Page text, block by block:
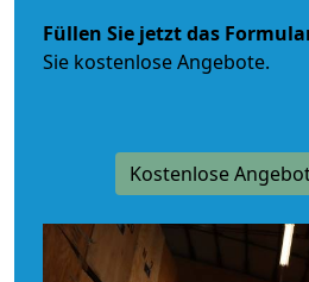
Füllen Sie jetzt das
Sie kostenlose Angebote.
Kostenlose